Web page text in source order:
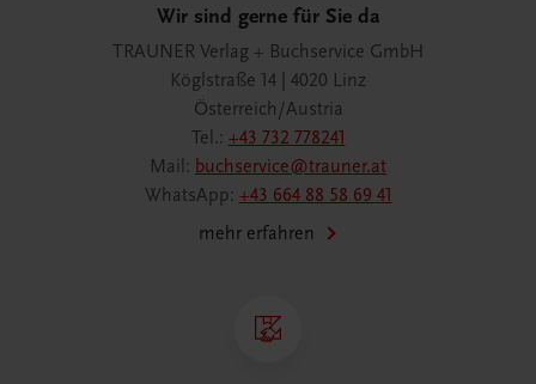
Wir sind gerne für Sie da
TRAUNER Verlag + Buchservice GmbH
Köglstraße 14 | 4020 Linz
Österreich/Austria
Tel.: +43 732 778241
Mail: buchservice@trauner.at
WhatsApp: +43 664 88 58 69 41
mehr erfahren